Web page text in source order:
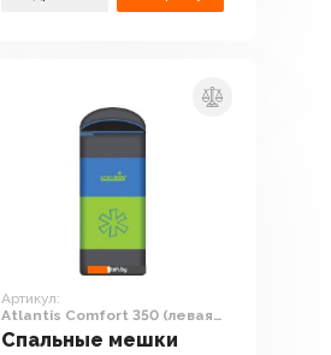
Артикул:
Atlantis Comfort 350 (левая
молния)
Спальные мешки